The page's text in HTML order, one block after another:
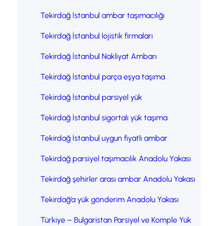
Tekirdağ İstanbul ambar taşımacılığı
Tekirdağ İstanbul lojistik firmaları
Tekirdağ İstanbul Nakliyat Ambarı
Tekirdağ İstanbul parça eşya taşıma
Tekirdağ İstanbul parsiyel yük
Tekirdağ İstanbul sigortalı yük taşıma
Tekirdağ İstanbul uygun fiyatlı ambar
Tekirdağ parsiyel taşımacılık Anadolu Yakası
Tekirdağ şehirler arası ambar Anadolu Yakası
Tekirdağ’a yük gönderim Anadolu Yakası
Türkiye – Bulgaristan Parsiyel ve Komple Yük